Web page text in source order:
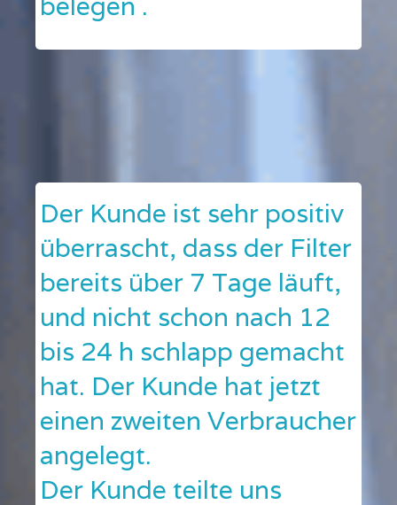
Der Kunde ist sehr positiv
überrascht, dass der Filter
bereits über 7 Tage läuft,
und nicht schon nach 12
bis 24 h schlapp gemacht
hat. Der Kunde hat jetzt
einen zweiten Verbraucher
angelegt.
Der Kunde teilte uns